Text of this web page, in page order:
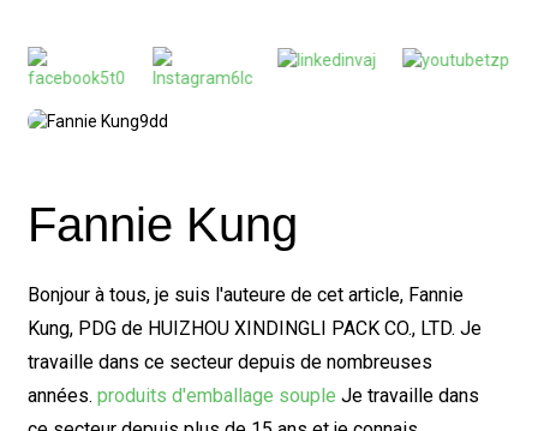
Fannie Kung
Bonjour à tous, je suis l'auteure de cet article, Fannie
Kung, PDG de HUIZHOU XINDINGLI PACK CO., LTD. Je
travaille dans ce secteur depuis de nombreuses
années. produits d'emballage souple Je travaille dans